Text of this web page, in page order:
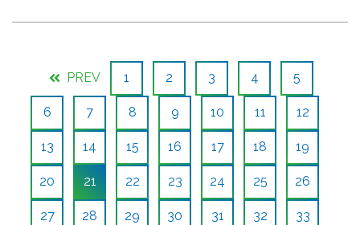
PREV 1 2 3 4 5
6 7 8 9 10 11 12
13 14 15 16 17 18 19
20 21 22 23 24 25 26
27 28 29 30 31 32 33